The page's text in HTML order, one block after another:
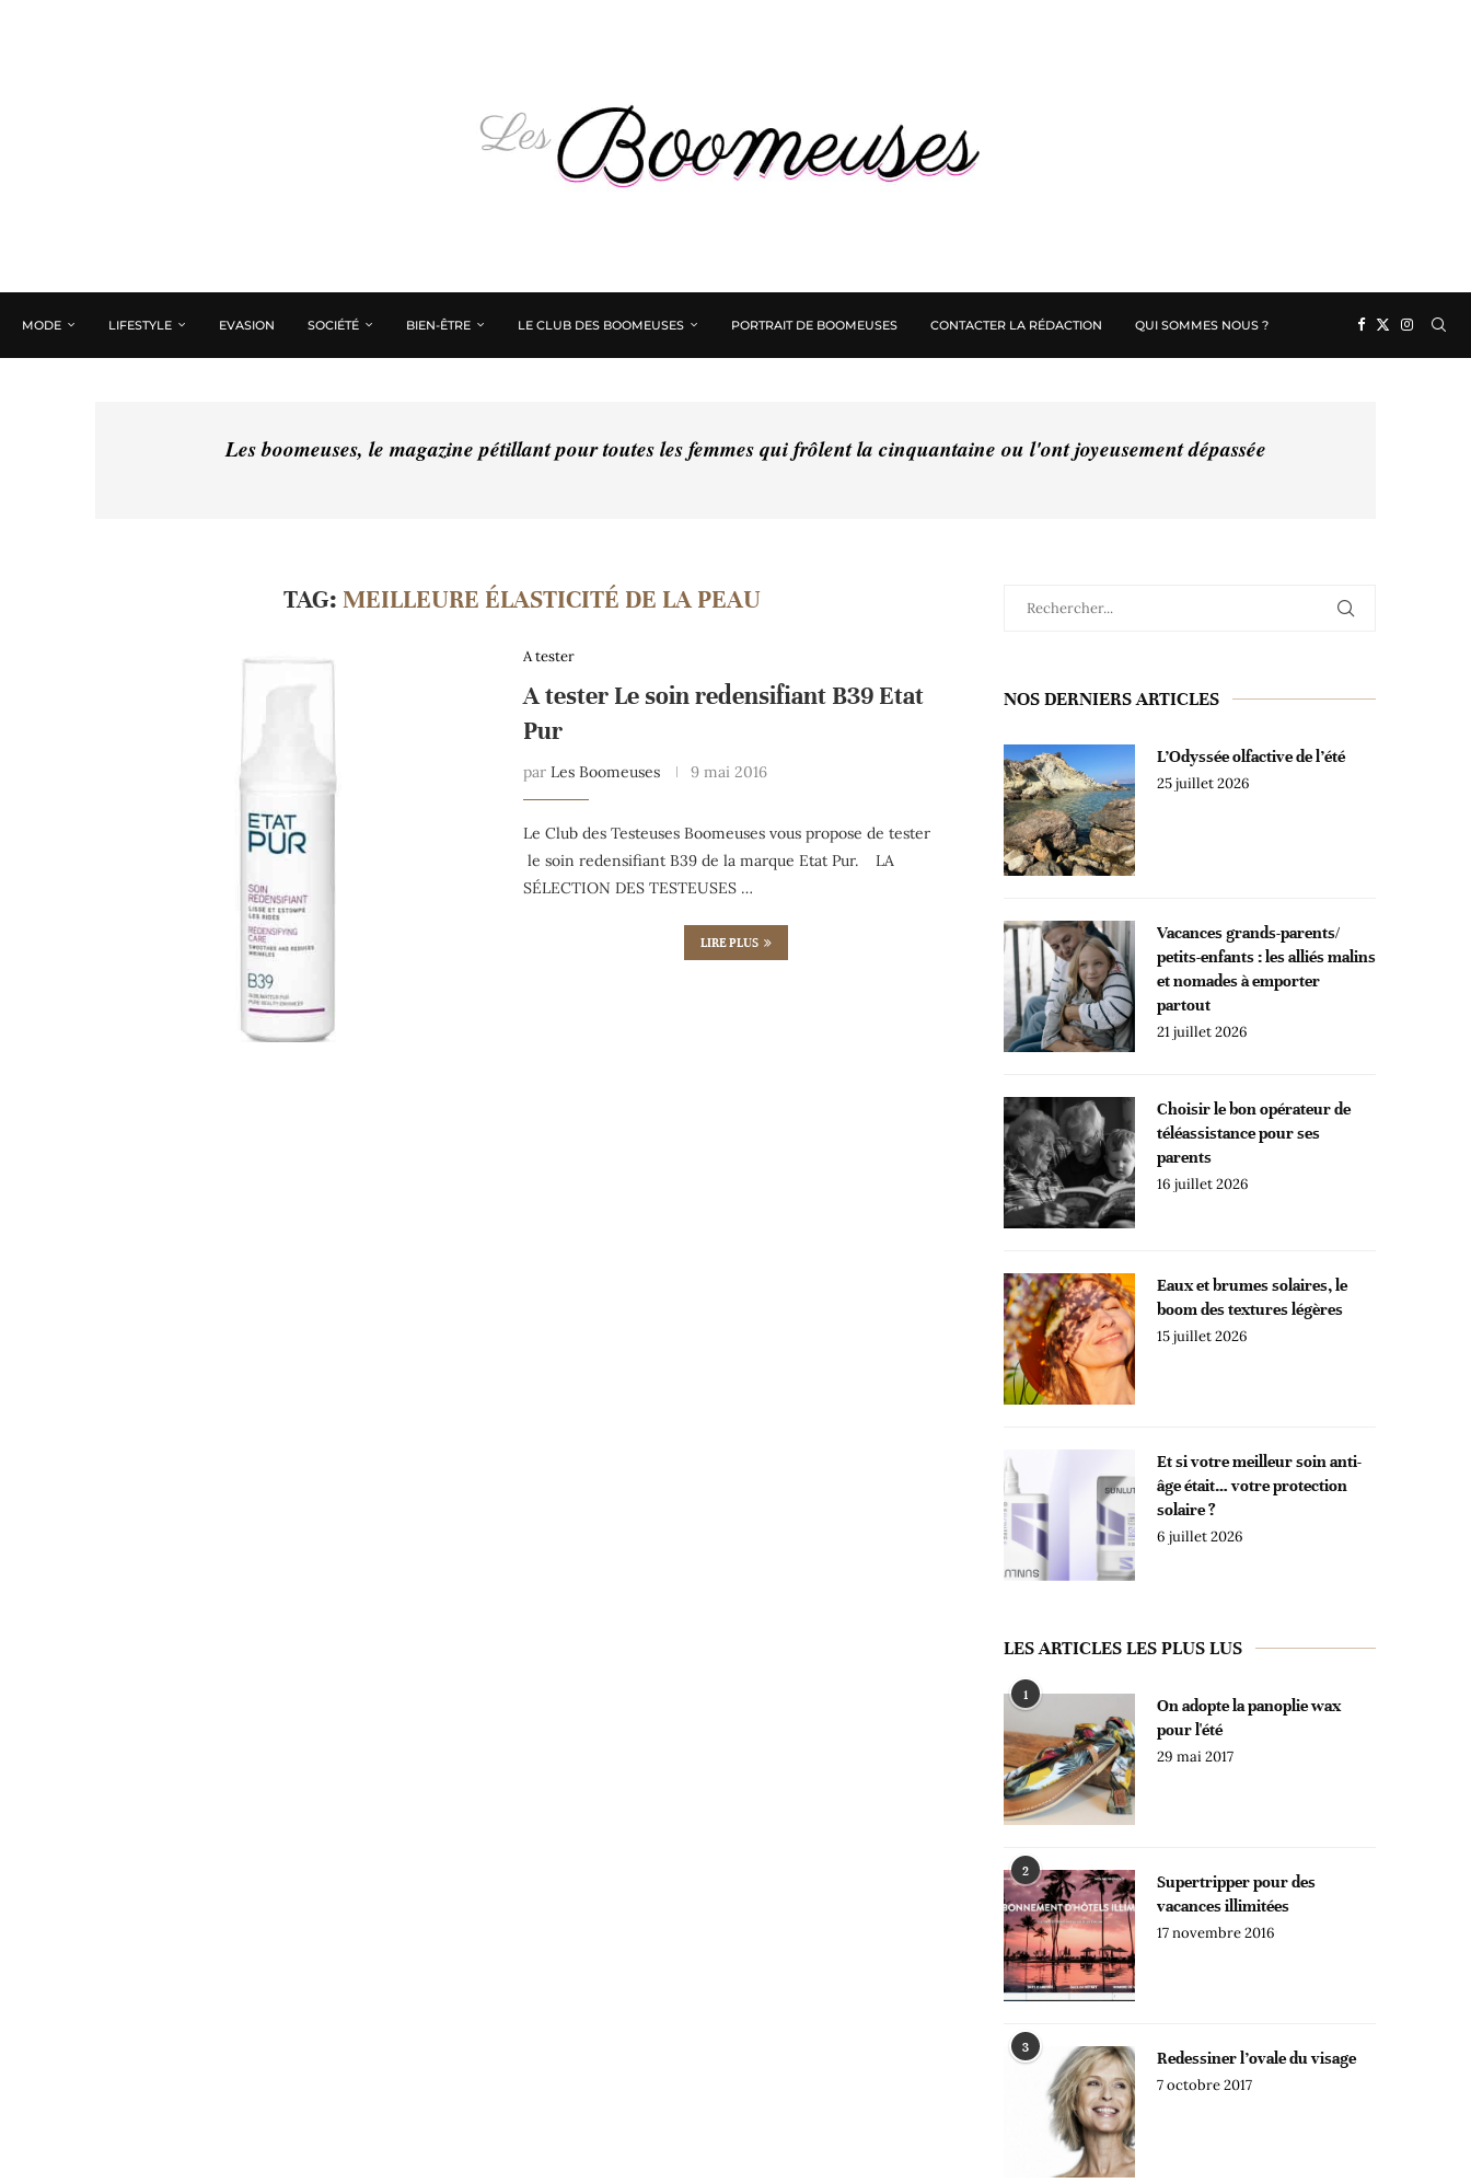
MODE LIFESTYLE EVASION SOCIÉTÉ BIEN-ÊTRE LE CLUB DES BOOMEUSES PORTRAIT DE BOOMEUSES CONTACTER LA RÉDACTION QUI SOMMES NOUS ?
Les boomeuses, le magazine pétillant pour toutes les femmes qui frôlent la cinquantaine ou l'ont joyeusement dépassée
TAG: MEILLEURE ÉLASTICITÉ DE LA PEAU
A tester
A tester Le soin redensifiant B39 Etat
Pur
par Les Boomeuses 9 mai 2016
Le Club des Testeuses Boomeuses vous propose de tester
le soin redensifiant B39 de la marque Etat Pur. LA
SÉLECTION DES TESTEUSES …
LIRE PLUS
NOS DERNIERS ARTICLES
L’Odyssée olfactive de l’été
25 juillet 2026
Vacances grands-parents/
petits-enfants : les alliés malins
et nomades à emporter
partout
21 juillet 2026
Choisir le bon opérateur de
téléassistance pour ses
parents
16 juillet 2026
Eaux et brumes solaires, le
boom des textures légères
15 juillet 2026
Et si votre meilleur soin anti-
âge était… votre protection
solaire ?
6 juillet 2026
LES ARTICLES LES PLUS LUS
1
On adopte la panoplie wax
pour l'été
29 mai 2017
2
Supertripper pour des
vacances illimitées
17 novembre 2016
3
Redessiner l’ovale du visage
7 octobre 2017